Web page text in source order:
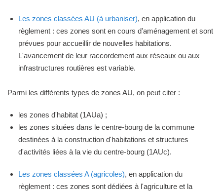
Les zones classées AU (à urbaniser), en application du
règlement : ces zones sont en cours d'aménagement et sont
prévues pour accueillir de nouvelles habitations.
L'avancement de leur raccordement aux réseaux ou aux
infrastructures routières est variable.
Parmi les différents types de zones AU, on peut citer :
les zones d'habitat (1AUa) ;
les zones situées dans le centre-bourg de la commune
destinées à la construction d'habitations et structures
d'activités liées à la vie du centre-bourg (1AUc).
Les zones classées A (agricoles), en application du
règlement : ces zones sont dédiées à l'agriculture et la